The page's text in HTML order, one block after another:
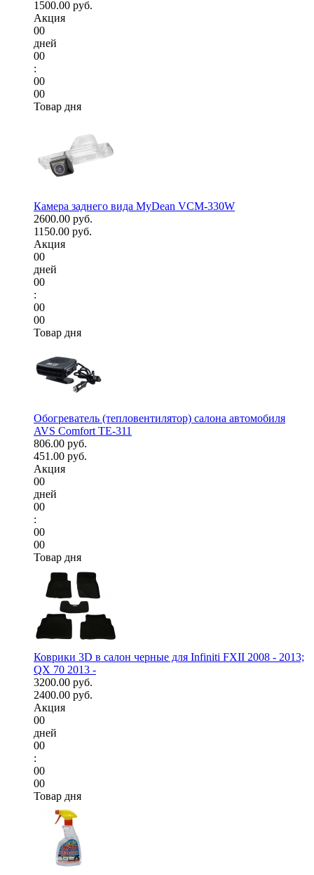
1500.00 руб.
Акция
00
дней
00
:
00
00
Товар дня
Камера заднего вида MyDean VCM-330W
2600.00 руб.
1150.00 руб.
Акция
00
дней
00
:
00
00
Товар дня
Обогреватель (тепловентилятор) салона автомобиля
AVS Comfort TE-311
806.00 руб.
451.00 руб.
Акция
00
дней
00
:
00
00
Товар дня
Коврики 3D в салон черные для Infiniti FXII 2008 - 2013;
QX 70 2013 -
3200.00 руб.
2400.00 руб.
Акция
00
дней
00
:
00
00
Товар дня